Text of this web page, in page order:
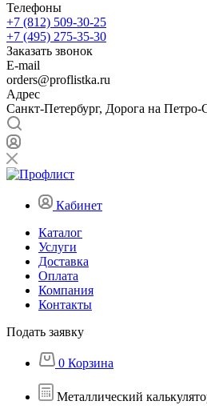
Телефоны
+7 (812) 509-30-25
+7 (495) 275-35-30
Заказать звонок
E-mail
orders@proflistka.ru
Адрес
Санкт-Петербург, Дорога на Петро-
Кабинет
Каталог
Услуги
Доставка
Оплата
Компания
Контакты
Подать заявку
0 Корзина
Металлический